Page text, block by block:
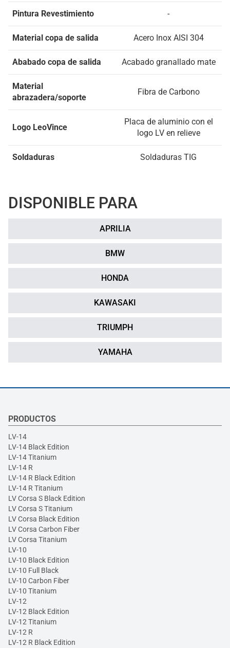
Pintura Revestimiento -
Material copa de salida Acero Inox AISI 304
Ababado copa de salida Acabado granallado mate
Material
abrazadera/soporte
Fibra de Carbono
Logo LeoVince
Placa de aluminio con el
logo LV en relieve
Soldaduras Soldaduras TIG
DISPONIBLE PARA
APRILIA
BMW
HONDA
KAWASAKI
TRIUMPH
YAMAHA
PRODUCTOS
LV-14
LV-14 Black Edition
LV-14 Titanium
LV-14 R
LV-14 R Black Edition
LV-14 R Titanium
LV Corsa S Black Edition
LV Corsa S Titanium
LV Corsa Black Edition
LV Corsa Carbon Fiber
LV Corsa Titanium
LV-10
LV-10 Black Edition
LV-10 Full Black
LV-10 Carbon Fiber
LV-10 Titanium
LV-12
LV-12 Black Edition
LV-12 Titanium
LV-12 R
LV-12 R Black Edition